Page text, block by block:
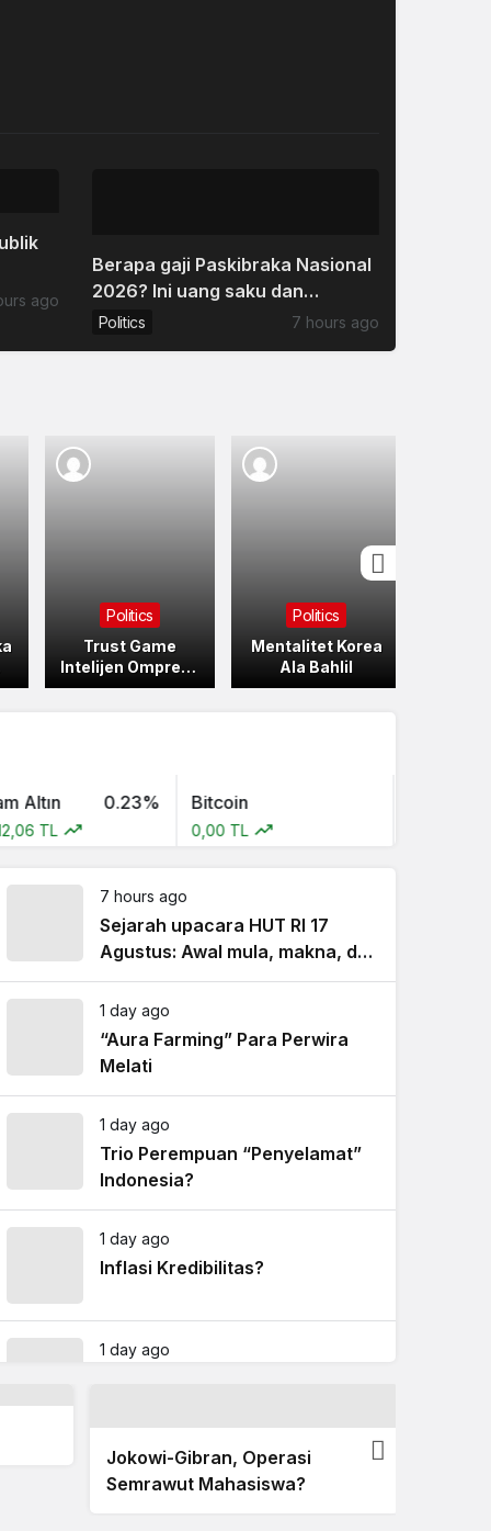
ago
Berapa gaji Paskibraka Nasional
2026? Ini uang saku dan
bonusnya
Politics 7 hours ago
Politics
Trust Game
Intelijen Ompreng
MBG?
Politics
Mentalitet Korea
Ala Bahlil
0.23%
TL
Bitcoin
0,00 TL
“Aura Farming” Para
7 hours ago
Sejarah upacara HUT RI 17
Agustus: Awal mula, makna, dan
perkembangannya
1 day ago
“Aura Farming” Para Perwira
Melati
1 day ago
Trio Perempuan “Penyelamat”
Indonesia?
1 day ago
Inflasi Kredibilitas?
1 day ago
Jokowi-Gibran, Operasi
Semrawut Mahasiswa?